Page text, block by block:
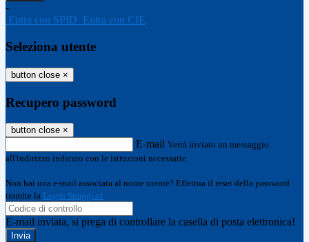
-
Entra con SPID Entra con CIE
Seleziona utente
button close ×
Recupero password
button close ×
E-mail Verrà inviato un messaggio
all'indirizzo indicato con le istruzioni necessarie.
Non hai una e-mail associata al nome utente? Effettua il reset della password
tramite la Login Spaggiari
E-mail inviata, si prega di controllare la casella di posta elettronica!